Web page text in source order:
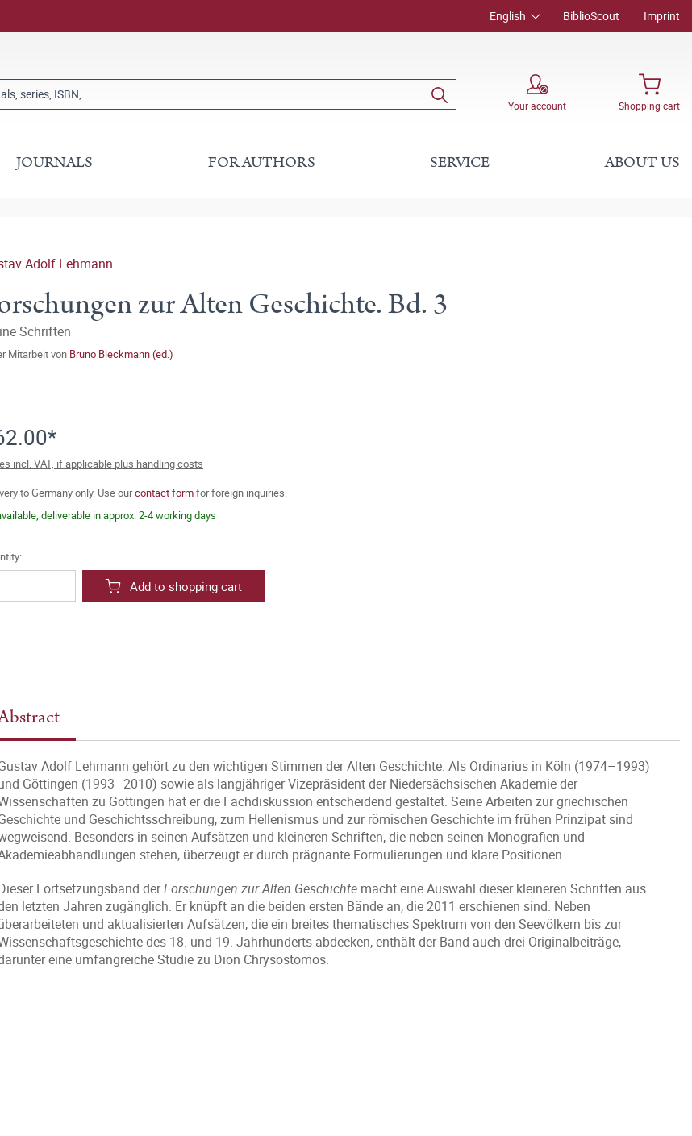
English BiblioScout Imprint
Your account Shopping cart
JOURNALS FOR AUTHORS SERVICE ABOUT US
Adolf Lehmann
zur Alten Geschichte. Bd. 3
Schriften
Mitarbeit von Bruno Bleckmann (ed.)
incl. VAT, if applicable plus handling costs
to Germany only. Use ourcontact formfor foreign inquiries.
deliverable in approx. 2-4 working days
Add to shopping cart
Adolf Lehmann gehört zu den wichtigen Stimmen der Alten Geschichte. Als Ordinarius in Köln (1974–1993)
Göttingen (1993–2010) sowie als langjähriger Vizepräsident der Niedersächsischen Akademie der
zu Göttingen hat er die Fachdiskussion entscheidend gestaltet. Seine Arbeiten zur griechischen
und Geschichtsschreibung, zum Hellenismus und zur römischen Geschichte im frühen Prinzipat sind
Besonders in seinen Aufsätzen und kleineren Schriften, die neben seinen Monografien und
stehen, überzeugt er durch prägnante Formulierungen und klare Positionen.
Fortsetzungsband derForschungen zur Alten Geschichte macht eine Auswahl dieser kleineren Schriften aus
letzten Jahren zugänglich. Er knüpft an die beiden ersten Bände an, die 2011 erschienen sind. Neben
und aktualisierten Aufsätzen, die ein breites thematisches Spektrum von den Seevölkern bis zur
des 18. und 19. Jahrhunderts abdecken, enthält der Band auch drei Originalbeiträge,
eine umfangreiche Studie zu Dion Chrysostomos.